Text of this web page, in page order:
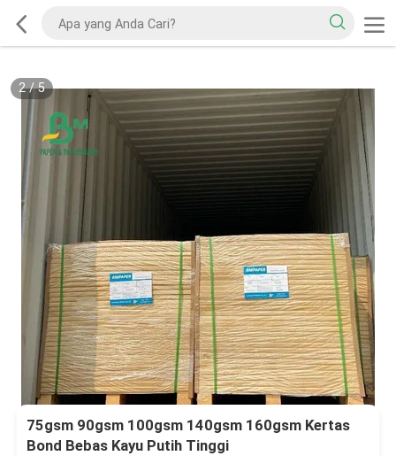
2/5
75gsm 90gsm 100gsm 140gsm 160gsm Kertas
Bond Bebas Kayu Putih Tinggi